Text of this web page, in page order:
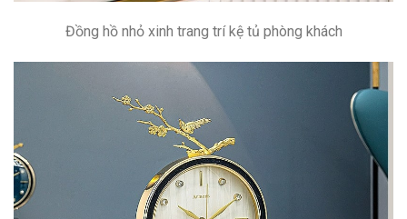
Đồng hồ nhỏ xinh trang trí kệ tủ phòng khách